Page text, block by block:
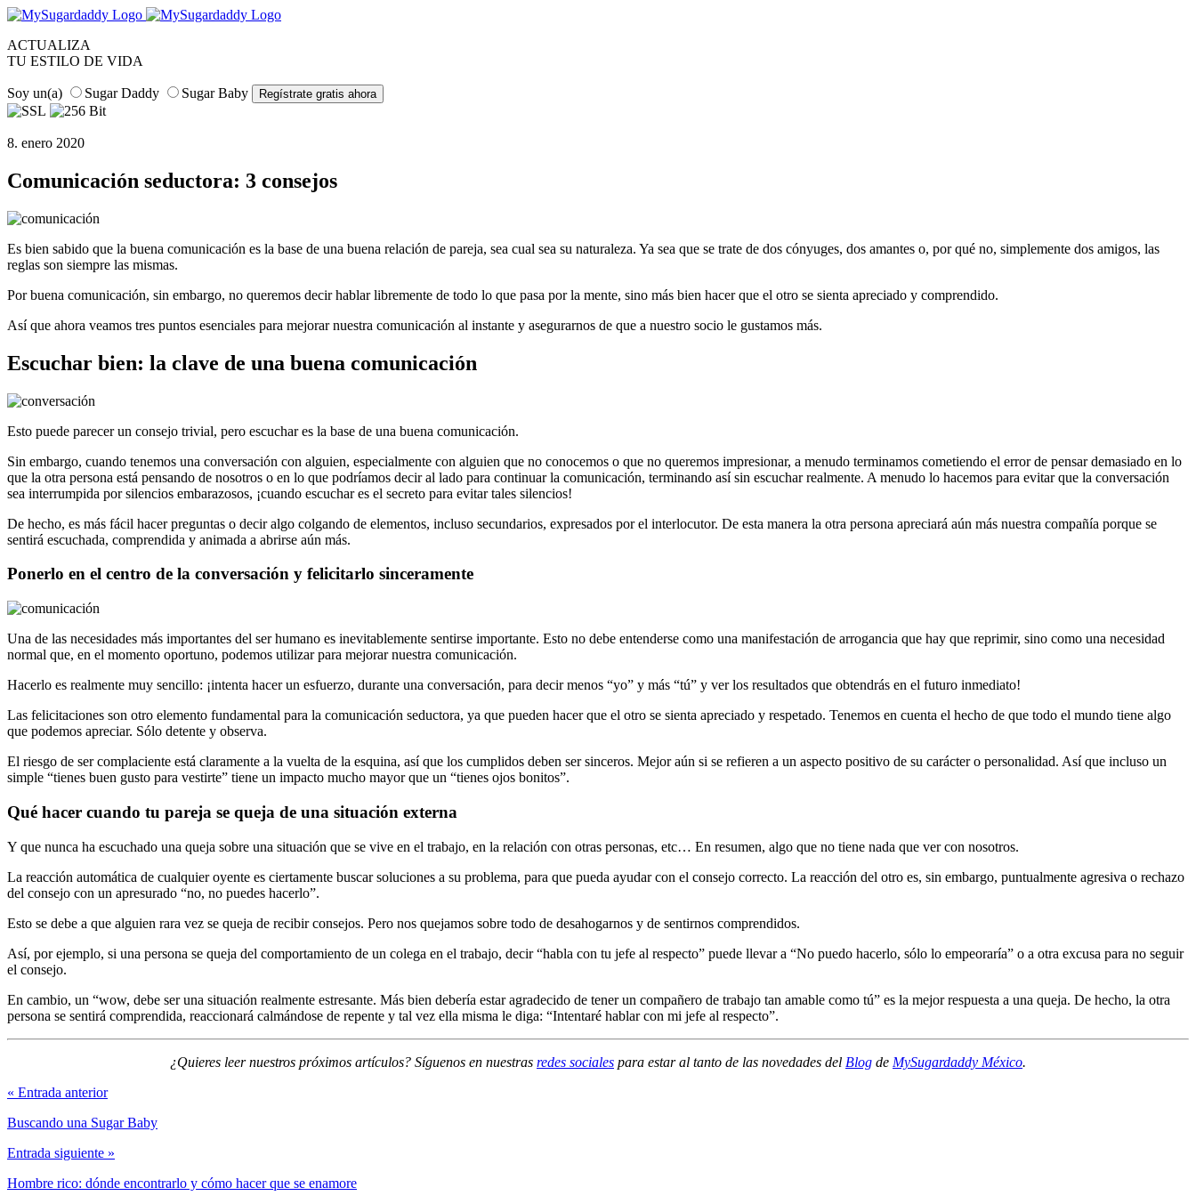
ACTUALIZA
TU ESTILO DE VIDA
Soy un(a) Sugar Daddy Sugar Baby
8. enero 2020
Comunicación seductora: 3 consejos
Es bien sabido que la buena comunicación es la base de una buena relación de pareja, sea cual sea su naturaleza. Ya sea que se trate de dos cónyuges, dos amantes o, por qué no, simplemente dos amigos, las
reglas son siempre las mismas.
Por buena comunicación, sin embargo, no queremos decir hablar libremente de todo lo que pasa por la mente, sino más bien hacer que el otro se sienta apreciado y comprendido.
Así que ahora veamos tres puntos esenciales para mejorar nuestra comunicación al instante y asegurarnos de que a nuestro socio le gustamos más.
Escuchar bien: la clave de una buena comunicación
Esto puede parecer un consejo trivial, pero escuchar es la base de una buena comunicación.
Sin embargo, cuando tenemos una conversación con alguien, especialmente con alguien que no conocemos o que no queremos impresionar, a menudo terminamos cometiendo el error de pensar demasiado en lo
que la otra persona está pensando de nosotros o en lo que podríamos decir al lado para continuar la comunicación, terminando así sin escuchar realmente. A menudo lo hacemos para evitar que la conversación
sea interrumpida por silencios embarazosos, ¡cuando escuchar es el secreto para evitar tales silencios!
De hecho, es más fácil hacer preguntas o decir algo colgando de elementos, incluso secundarios, expresados por el interlocutor. De esta manera la otra persona apreciará aún más nuestra compañía porque se
sentirá escuchada, comprendida y animada a abrirse aún más.
Ponerlo en el centro de la conversación y felicitarlo sinceramente
Una de las necesidades más importantes del ser humano es inevitablemente sentirse importante. Esto no debe entenderse como una manifestación de arrogancia que hay que reprimir, sino como una necesidad
normal que, en el momento oportuno, podemos utilizar para mejorar nuestra comunicación.
Hacerlo es realmente muy sencillo: ¡intenta hacer un esfuerzo, durante una conversación, para decir menos “yo” y más “tú” y ver los resultados que obtendrás en el futuro inmediato!
Las felicitaciones son otro elemento fundamental para la comunicación seductora, ya que pueden hacer que el otro se sienta apreciado y respetado. Tenemos en cuenta el hecho de que todo el mundo tiene algo
que podemos apreciar. Sólo detente y observa.
El riesgo de ser complaciente está claramente a la vuelta de la esquina, así que los cumplidos deben ser sinceros. Mejor aún si se refieren a un aspecto positivo de su carácter o personalidad. Así que incluso un
simple “tienes buen gusto para vestirte” tiene un impacto mucho mayor que un “tienes ojos bonitos”.
Qué hacer cuando tu pareja se queja de una situación externa
Y que nunca ha escuchado una queja sobre una situación que se vive en el trabajo, en la relación con otras personas, etc… En resumen, algo que no tiene nada que ver con nosotros.
La reacción automática de cualquier oyente es ciertamente buscar soluciones a su problema, para que pueda ayudar con el consejo correcto. La reacción del otro es, sin embargo, puntualmente agresiva o rechazo
del consejo con un apresurado “no, no puedes hacerlo”.
Esto se debe a que alguien rara vez se queja de recibir consejos. Pero nos quejamos sobre todo de desahogarnos y de sentirnos comprendidos.
Así, por ejemplo, si una persona se queja del comportamiento de un colega en el trabajo, decir “habla con tu jefe al respecto” puede llevar a “No puedo hacerlo, sólo lo empeoraría” o a otra excusa para no seguir
el consejo.
En cambio, un “wow, debe ser una situación realmente estresante. Más bien debería estar agradecido de tener un compañero de trabajo tan amable como tú” es la mejor respuesta a una queja. De hecho, la otra
persona se sentirá comprendida, reaccionará calmándose de repente y tal vez ella misma le diga: “Intentaré hablar con mi jefe al respecto”.
¿Quieres leer nuestros próximos artículos? Síguenos en nuestras redes sociales para estar al tanto de las novedades del Blog de MySugardaddy México.
« Entrada anterior
Buscando una Sugar Baby
Entrada siguiente »
Hombre rico: dónde encontrarlo y cómo hacer que se enamore